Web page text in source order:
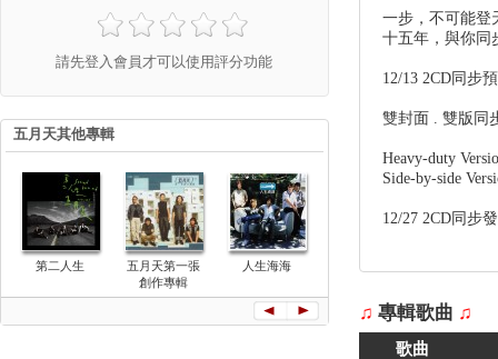
請先登入會員才可以使用評分功能
五月天其他專輯
第二人生
五月天第一張
創作專輯
人生海海
一步，不可能登
十五年，與你同
12/13 2CD同步
雙封面 . 雙版同
Heavy-duty
Side-by-side
12/27 2CD同步
♫ 專輯歌曲 ♫
歌曲